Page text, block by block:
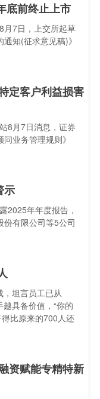
底前终止上市
月7日，上交所起草
知(征求意见稿)》
定客户利益损害
8月7日消息，证券
业务管理规则》
示
2025年年度报告，
有限公司等5公司
坦言员工已从
具备价值，“你的
比原来的700人还
资赋能专精特新